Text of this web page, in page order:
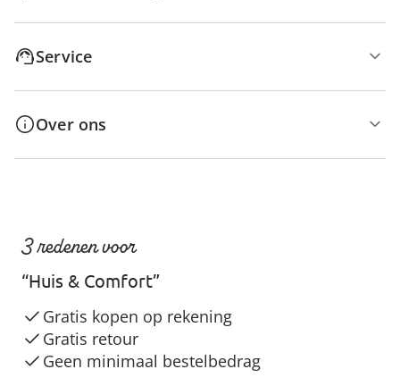
Service
Over ons
3 redenen voor
“Huis & Comfort”
Gratis kopen op rekening
Gratis retour
Geen minimaal bestelbedrag